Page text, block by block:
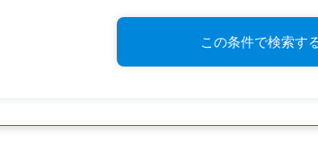
この条件で検索す